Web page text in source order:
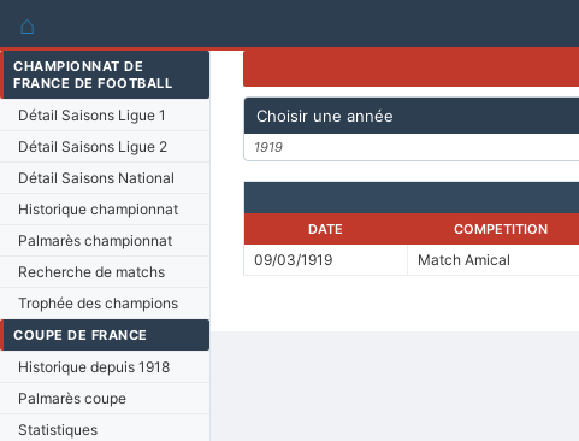
⌂
CHAMPIONNAT DE
FRANCE DE FOOTBALL
Détail Saisons Ligue 1
Détail Saisons Ligue 2
Détail Saisons National
Historique championnat
Palmarès championnat
Recherche de matchs
Trophée des champions
COUPE DE FRANCE
Historique depuis 1918
Palmarès coupe
Statistiques
Choisir une année
1919
DATE
COMPETITION
09/03/1919 Match Amical